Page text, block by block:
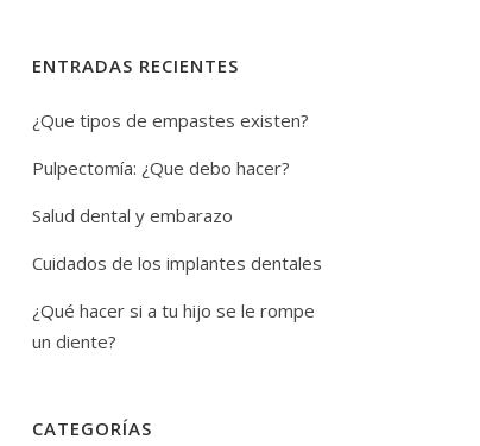
ENTRADAS RECIENTES
¿Que tipos de empastes existen?
Pulpectomía: ¿Que debo hacer?
Salud dental y embarazo
Cuidados de los implantes dentales
¿Qué hacer si a tu hijo se le rompe
un diente?
CATEGORÍAS